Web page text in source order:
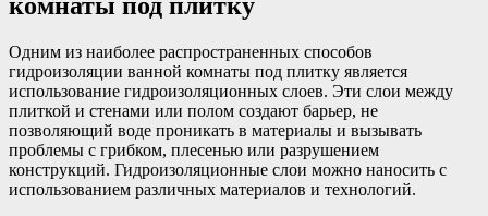
Одним из наиболее распространенных способов
гидроизоляции ванной комнаты под плитку является
использование гидроизоляционных слоев. Эти слои между
плиткой и стенами или полом создают барьер, не
позволяющий воде проникать в материалы и вызывать
проблемы с грибком, плесенью или разрушением
конструкций. Гидроизоляционные слои можно наносить с
использованием различных материалов и технологий.